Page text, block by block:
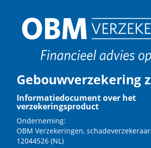
Gebouwverzekering
Informatiedocument over het
verzekeringsproduct
Onderneming:
OBM Verzekeringen,
12044526 (NL)